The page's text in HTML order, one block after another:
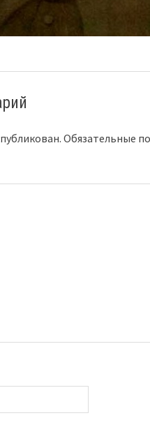
Обязательные